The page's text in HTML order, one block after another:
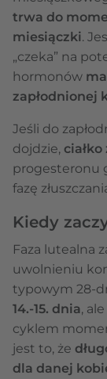
trwa do
miesiączki.
„czeka” na
hormonów
zapłodnionej
Jeśli do
dojdzie, ciałko
progesteronu
fazę
Kiedy
Faza lutealna
uwolnieniu
typowym 28-
14.-15. dnia,
cyklem
jest to, że
dla danej